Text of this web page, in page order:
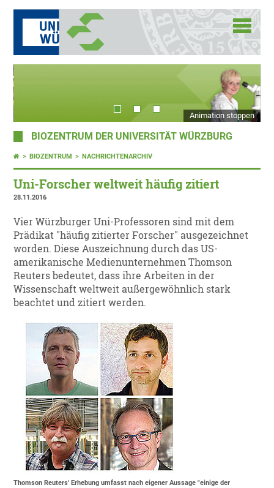
Animation stoppen
BIOZENTRUM DER UNIVERSITÄT WÜRZBURG
BIOZENTRUM NACHRICHTENARCHIV
Uni-Forscher weltweit häufig zitiert
28.11.2016
Vier Würzburger Uni-Professoren sind mit dem
Prädikat "häufig zitierter Forscher" ausgezeichnet
worden. Diese Auszeichnung durch das US-
amerikanische Medienunternehmen Thomson
Reuters bedeutet, dass ihre Arbeiten in der
Wissenschaft weltweit außergewöhnlich stark
beachtet und zitiert werden.
Thomson Reuters' Erhebung umfasst nach eigener Aussage "einige der